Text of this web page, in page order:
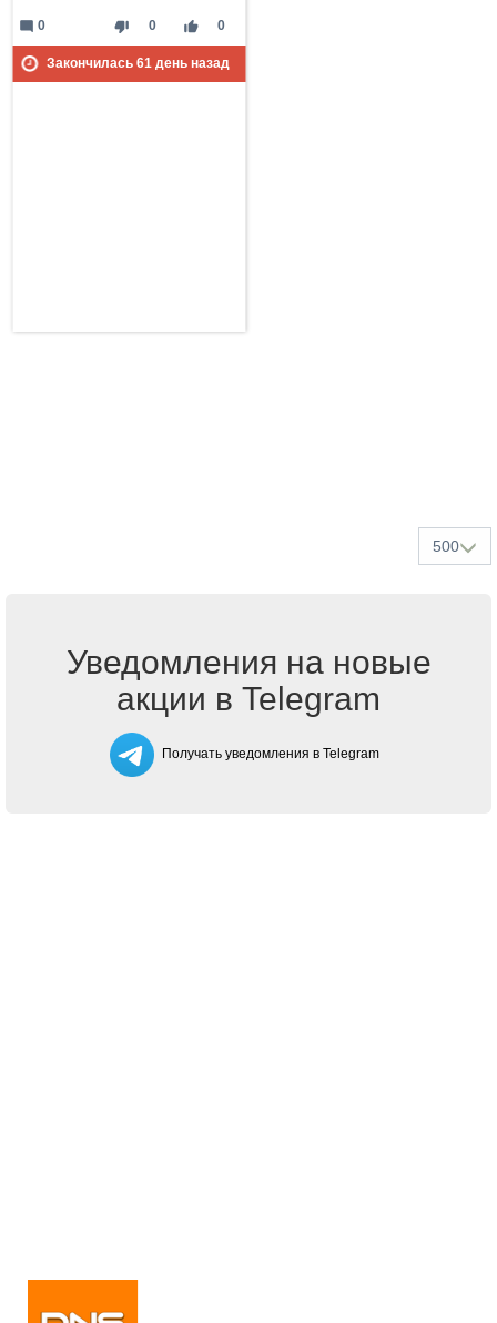
thumb_down 0 thumb_up 0
mode_comment 0
Закончилась 61день назад
500
Уведомления на новые
акции в Telegram
Получать уведомления в Telegram